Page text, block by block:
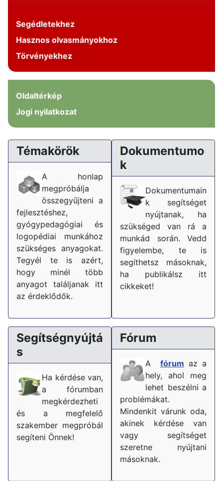
Segédletekhez
Hasznos olvasmányokhoz
Törvényekhez
Oldaltérkép
Jogi nyilatkozat
Témakörök
A honlap
megpróbálja
összegyűjteni a
fejlesztéshez,
gyógypedagógiai és
logopédiai munkához
szükséges anyagokat.
Tegyél te is azért,
hogy minél több
anyagot találjanak itt
az érdeklődők.
Dokumentumo
k
Dokumentumain
k segítséget
nyújtanak, ha
szükséged van rá a
munkád során. Vedd
figyelembe, te is
segíthetsz másoknak,
ha publikálsz itt
cikkeket!
Segítségnyújtá
s
Ha kérdése van,
a fórumban
megkérdezheti
és a megfelelő
szakember megpróbál
segíteni Önnek!
Fórum
A fórum az a
hely, ahol meg
lehet beszélni a
problémákat.
Mindenkit várunk oda,
akinek kérdése van
vagy segítséget
szeretne nyújtani
másoknak.